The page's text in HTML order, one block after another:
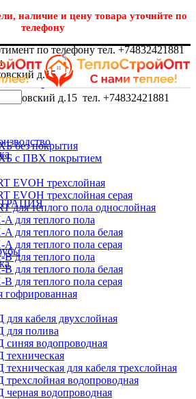
наличие и цену товара уточнйте по
телефону
по телефону тел. +74832421881
д.15
д.15 тел. +74832421881
без покрытия
с ПВХ покрытием
EVOH трехслойная
EVOH трехслойная серая
для теплого пола однослойная
A для теплого пола
для теплого пола белая
для теплого пола серая
B для теплого пола
для теплого пола белая
для теплого пола серая
гофрированная
кабеля двухслойная
полива
водопроводная
для кабеля трехслойная
водопроводная
водопроводная